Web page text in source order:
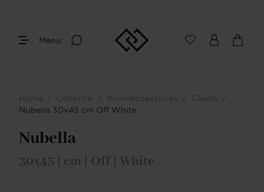
Menu
Home / Collectie / Woonaccessoires / Claudi
/
Nubella 30x45 cm Off White
Nubella
30x45 | cm | Off | White